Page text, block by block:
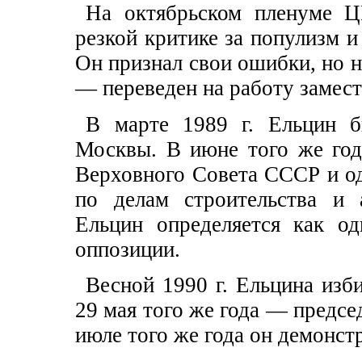
На октябрьском пленуме
резкой критике за популизм
Он признал свои ошибки, но
— переведен на работу
В марте 1989 г. Ельцин
Москвы. В июне того же
Верховного Совета СССР и
по делам строительства
Ельцин определяется как
оппозиции.
Весной 1990 г. Ельцина
29 мая того же года —
июле того же года он